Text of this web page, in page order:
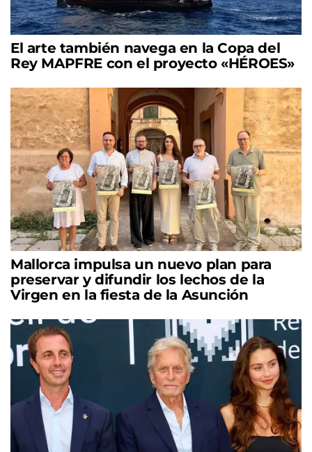
El arte también navega en la Copa del
Rey MAPFRE con el proyecto «HÉROES»
Mallorca impulsa un nuevo plan para
preservar y difundir los lechos de la
Virgen en la fiesta de la Asunción